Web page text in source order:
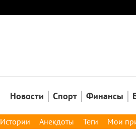
Новости Спорт Финансы
Истории Анекдоты Теги Мои